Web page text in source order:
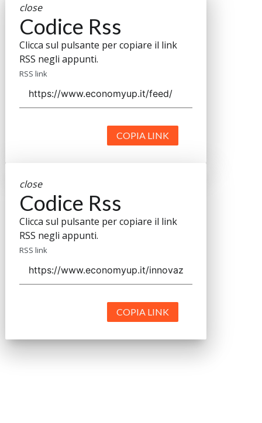
close
Codice Rss
Clicca sul pulsante per copiare il link
RSS negli appunti.
RSS link
COPIA LINK
close
Codice Rss
Clicca sul pulsante per copiare il link
RSS negli appunti.
RSS link
COPIA LINK